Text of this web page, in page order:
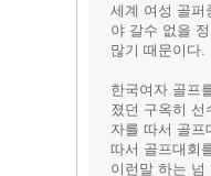
세계 여성 골퍼
야 갈수 없을
많기 때문이다.
한국여자 골프
졌던 구옥히 선
자를 따서 골프
따서 골프대회
이런말 하는 넘